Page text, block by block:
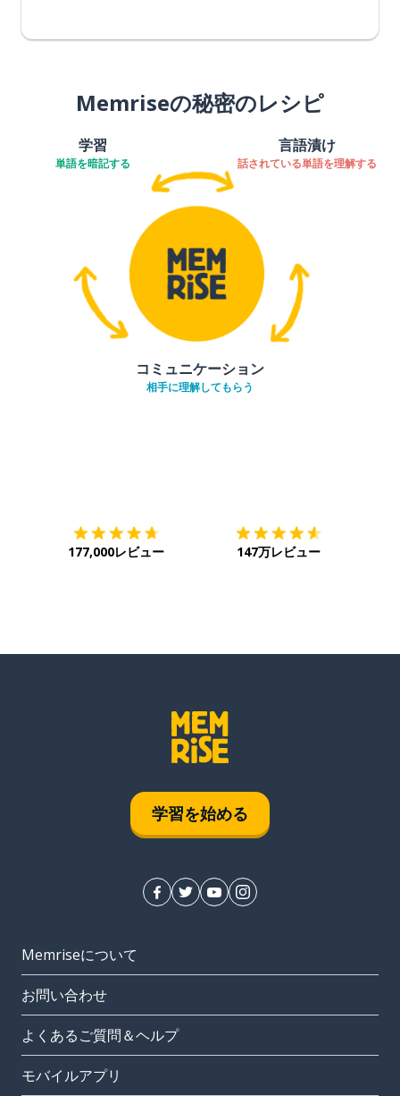
Memriseの秘密のレシピ
学習
単語を暗記する
言語漬け
話されている単語を理解する
コミュニケーション
相手に理解してもらう
177,000レビュー 147万レビュー
学習を始める
Memriseについて
お問い合わせ
よくあるご質問＆ヘルプ
モバイルアプリ